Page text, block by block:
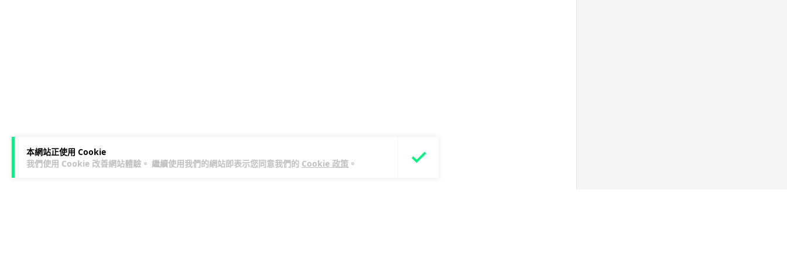
本網站正使用 Cookie
我們使用 Cookie 改善網站體驗。 繼續使用我們的網站即表示您同意我們的 Cookie 政策 。